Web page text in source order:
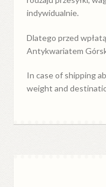
indywidualnie.
Dlatego przed
Antykwariatem
In case of shipping
weight and